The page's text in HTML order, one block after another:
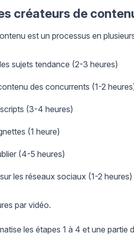
créateurs de
est un processus en
sujets tendance (2-3 heures)
des concurrents (1-2
(3-4 heures)
(1 heure)
(4-5 heures)
les réseaux sociaux (1-2 heures)
par vidéo.
les étapes 1 à 4 et une